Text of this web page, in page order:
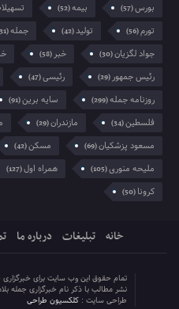
بورس(57) بیمه(52)
تورم(56) تولید(42) جمله(31)
جواد لگزیان(30) خبر(58)
رئیس جمهور(29) رئیسی(47)
روزنامه جمله(299) سایه برین(91)
فلسطین(34) مازندران(29)
مسعود پزشکیان(69) مسکن(42)
ملیحه منوری(105) همراه اول(127)
کرونا(50)
خانه تبلیغات درباره ما
تمام حقوق این وب سایت برای
نشر مطالب با ذکر نام خبرگزاری جمله
طراحی سایت : کلکسیون طراحی